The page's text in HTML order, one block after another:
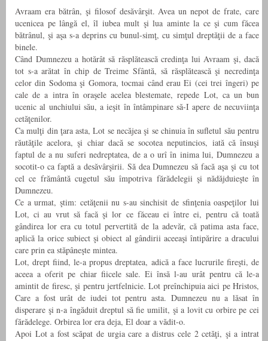
Avraam era bătrân, şi filosof desăvârşit. Avea un nepot de frate, care
ucenicea pe lângă el, îl iubea mult şi lua aminte la ce şi cum făcea
bătrânul, şi aşa s-a deprins cu bunul-simţ, cu simţul dreptăţii de a face
binele.
Când Dumnezeu a hotărât să răsplătească credinţa lui Avraam şi, dacă
tot s-a arătat în chip de Treime Sfântă, să răsplătească şi necredinţa
celor din Sodoma şi Gomora, tocmai când erau Ei (cei trei îngeri) pe
cale de a intra în oraşele acelea blestemate, repede Lot, ca un bun
ucenic al unchiului său, a ieşit în întâmpinare să-I apere de necuviinţa
cetăţenilor.
Ca mulţi din ţara asta, Lot se necăjea şi se chinuia în sufletul său pentru
răutăţile acelora, şi chiar dacă se socotea neputincios, iată că însuşi
faptul de a nu suferi nedreptatea, de a o urî în inima lui, Dumnezeu a
socotit-o ca faptă a desăvârşirii. Să dea Dumnezeu să facă aşa şi cu tot
cel ce frământă cugetul său împotriva fărădelegii şi nădăjduieşte în
Dumnezeu.
Ce a urmat, ştim: cetăţenii nu s-au sinchisit de sfinţenia oaspeţilor lui
Lot, ci au vrut să facă şi lor ce făceau ei între ei, pentru că toată
gândirea lor era cu totul pervertită de la adevăr, că patima asta face,
aplică la orice subiect şi obiect al gândirii aceeaşi întipărire a dracului
care prin ea stăpâneşte mintea.
Lot, drept fiind, le-a propus dreptatea, adică a face lucrurile fireşti, de
aceea a oferit pe chiar fiicele sale. Ei însă l-au urât pentru că le-a
amintit de firesc, şi pentru jertfelnicie. Lot preînchipuia aici pe Hristos,
Care a fost urât de iudei tot pentru asta. Dumnezeu nu a lăsat în
disperare şi n-a îngăduit dreptul să fie umilit, şi a lovit cu orbire pe cei
fărădelege. Orbirea lor era deja, El doar a vădit-o.
Apoi Lot a fost scăpat de urgia care a distrus cele 2 cetăţi, şi a intrat